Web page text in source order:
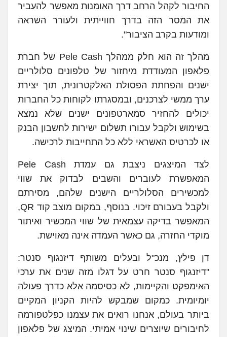
החיבור לקהל הרחב דרך האומנות מאפשר להעביר
את המסר הזה בדרך חווייתית ולעורר השראה
ומודעות בקרב הציבור".
מהלך זה הוא חלק ממהלך Pele Cash של חברת
פלאפון המעודדת מיחזור של טלפונים סלולריים
ישנים והפחתת הפסולת האלקטרונית, תוך יצירת
ערך ממשי לצרכנים, ובמסגרתו לקוחות כל החברות
יכולים להחזיר סמארטפונים ישנים שלא נמצא
בשימוש ולקבל עבורו תשלום ישירות לחשבון הבנק
או לכרטיס האשראי ללא כל התחייבות לרכישה.
לצד המיצגים ניצבת גם עמדת Pele Cash
המאפשרת לעוברים והשבים לבדוק את שווי
למכשירים הסלולריים הישנים שלהם, מסירתם
ולקבל בעבורם זיכוי. בנוסף, במקום מוצב קוד QR,
המאפשר בדיקה עצמאית של שווי המכשיר ואיתור
מוקדי החזרה, גם כאשר העמדה אינה מאוישת.
דן פילץ, מנכ"ל ובעלים משותף דיזנגוף סנטר:
"דיזנגוף סנטר חרט על דגלו מזה שנים את ערכי
האימפקט והקיימות, לא כסיסמה אלא כדרך פעולה
יומיומית. כמקום שמבקש להיות הקניון המקיים
ביותר בעולם, אנחנו רואים את עצמנו כפלטפורמה
לחיבורים שיוצרים שינוי אמיתי. המיצג של פלאפון